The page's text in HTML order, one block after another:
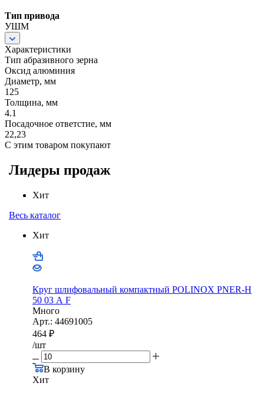
Тип привода
УШМ
Характеристики
Тип абразивного зерна
Оксид алюминия
Диаметр, мм
125
Толщина, мм
4.1
Посадочное ответстие, мм
22,23
С этим товаром покупают
Лидеры продаж
Хит
Весь каталог
Хит
Круг шлифовальный компактный POLINOX PNER-Н
50 03 А F
Много
Арт.: 44691005
464 ₽
/шт
В корзину
Хит